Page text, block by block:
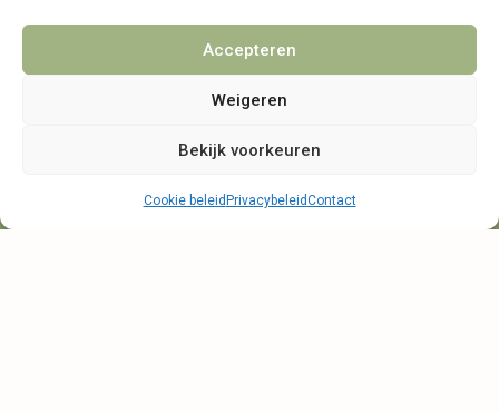
Accepteren
Weigeren
Bekijk voorkeuren
Cookie beleid PrivacybeleidContact
maandag, dinsdag en donderdag